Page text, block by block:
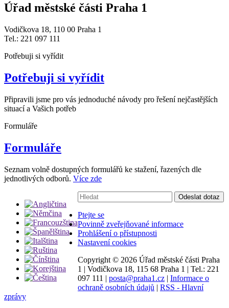
Úřad městské části Praha 1
Vodičkova 18, 110 00 Praha 1
Tel.: 221 097 111
Potřebuji si vyřídit
Potřebuji si vyřídit
Připravili jsme pro vás jednoduché návody pro řešení nejčastějších
situací a Vašich potřeb
Formuláře
Formuláře
Seznam volně dostupných formulářů ke stažení, řazených dle
jednotlivých odborů. Více zde
Vyhledávání:
Odeslat dotaz
Ptejte se
Povinně zveřejňované informace
Prohlášení o přístupnosti
Nastavení cookies
Copyright © 2026 Úřad městské části Praha
1 | Vodičkova 18, 115 68 Praha 1 | Tel.: 221
097 111 | posta@praha1.cz | Informace o
ochraně osobních údajů | RSS - Hlavní
zprávy